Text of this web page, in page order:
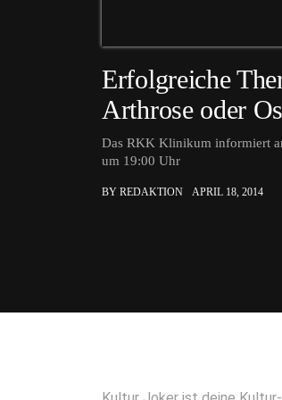
Erfolgreiche
Arthrose oder
Das RKK Klinikum informiert
um 19:00 Uhr
BY REDAKTION APRIL 18, 2014